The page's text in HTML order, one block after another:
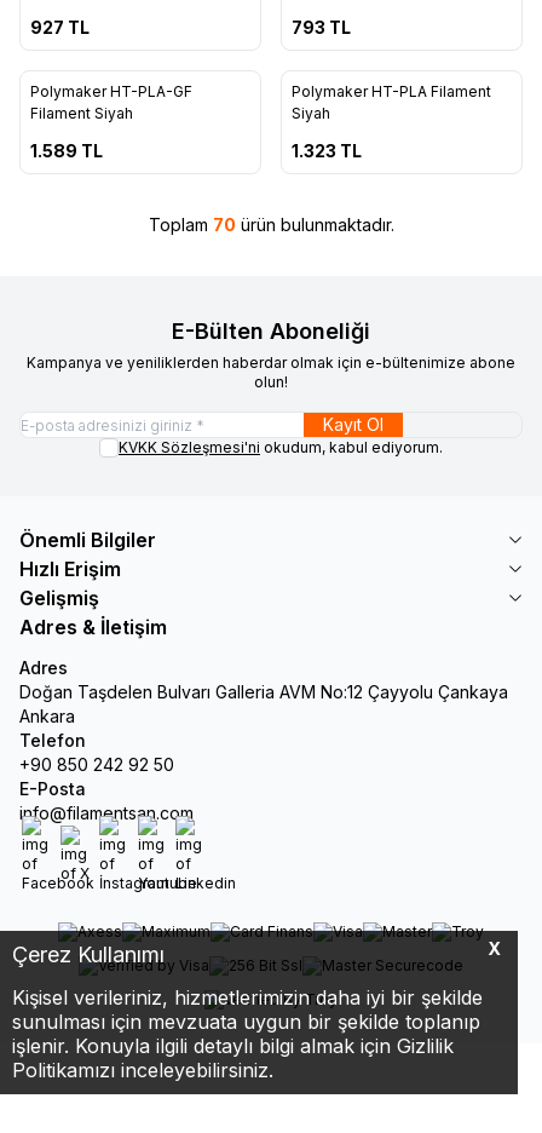
X
Çerez Kullanımı
Kişisel verileriniz, hizmetlerimizin daha iyi bir şekilde
sunulması için mevzuata uygun bir şekilde toplanıp
işlenir. Konuyla ilgili detaylı bilgi almak için Gizlilik
Politikamızı inceleyebilirsiniz.
927 TL 793 TL
Polymaker HT-PLA-GF
Filament Siyah
1.589 TL
9
Tükendi
Polymaker HT-PLA Filament
Siyah
1.323 TL
Toplam 70 ürün bulunmaktadır.
E-Bülten Aboneliği
Kampanya ve yeniliklerden haberdar olmak için e-bültenimize abone
olun!
Kayıt Ol
KVKK Sözleşmesi'ni okudum, kabul ediyorum.
Önemli Bilgiler
Hızlı Erişim
Gelişmiş
Adres & İletişim
Adres
Doğan Taşdelen Bulvarı Galleria AVM No:12 Çayyolu Çankaya
Ankara
Telefon
+90 850 242 92 50
E-Posta
info@filamentsan.com
Facebook
X İnstagram
Youtube